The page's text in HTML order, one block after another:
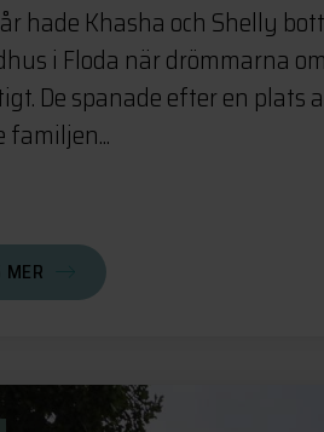
hade Khasha och Shelly
i Floda när drömmarna
De spanade efter en plats
familjen...